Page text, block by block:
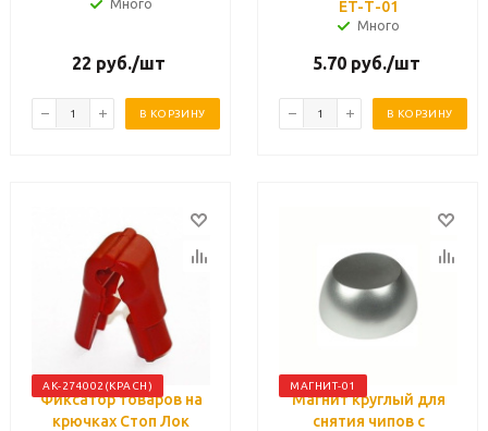
Много
22 руб./шт
В КОРЗИНУ
ET-Т-01
Много
5.70руб./шт
В КОРЗИНУ
АК-274002(КРАСН)
Фиксатор товаров на
крючках Стоп Лок
МАГНИТ-01
Магнит круглый для
снятия чипов с